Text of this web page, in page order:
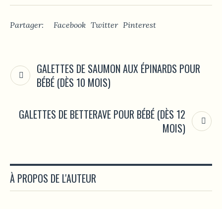
Partager: Facebook Twitter Pinterest
GALETTES DE SAUMON AUX ÉPINARDS POUR
BÉBÉ (DÈS 10 MOIS)
GALETTES DE BETTERAVE POUR BÉBÉ (DÈS 12
MOIS)
À PROPOS DE L'AUTEUR